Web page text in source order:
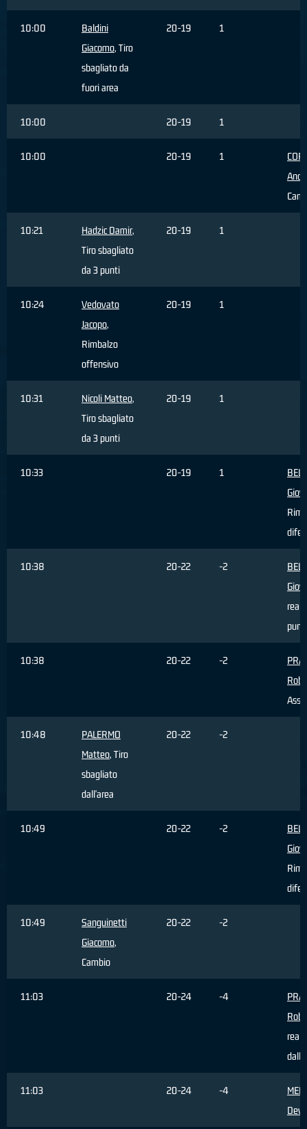
10:00
Baldini
Giacomo, Tiro
sbagliato da
fuori area
20-19 1
10:00 20-19 1
10:00 20-19 1
10:21 Hadzic Damir,
Tiro sbagliato
da 3 punti
20-19 1
10:24
Vedovato
Jacopo,
Rimbalzo
offensivo
20-19 1
10:31 Nicoli Matteo,
Tiro sbagliato
da 3 punti
20-19 1
10:33 20-19 1
10:38 20-22 -2
punti
10:38 20-22 -2
10:48
PALERMO
Matteo, Tiro
sbagliato
dall'area
20-22 -2
10:49 20-22 -2
10:49
Sanguinetti
Giacomo,
Cambio
20-22 -2
11:03 20-24 -4
11:03 20-24 -4
Devil